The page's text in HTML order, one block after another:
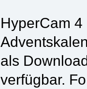
HyperCam
als
verfügbar.